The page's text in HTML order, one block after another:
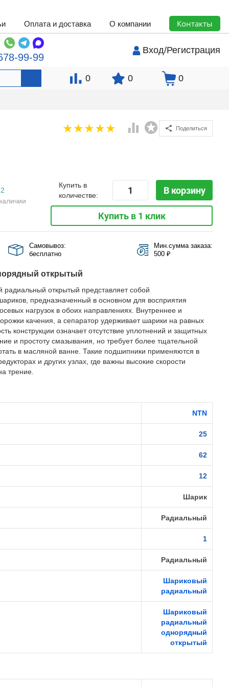
Оплата и доставка О компании Контакты
99-99
Вход/Регистрация
0 0 0
Поделиться
2
Купить в
количестве:
В корзину
Купить в 1 клик
Самовывоз:
бесплатно
Мин.сумма заказа:
500 ₽
открытый
открытый представляет собой
предназначенный в основном для восприятия
нагрузок в обоих направлениях. Внутреннее и
качения, а сепаратор удерживает шарики на равных
конструкции означает отсутствие уплотнений и защитных
и простоту смазывания, но требует более тщательной
в масляной ванне. Такие подшипники применяются в
и других узлах, где важны высокие скорости
трение.
NTN
25
62
12
Шарик
Радиальный
1
Радиальный
Шариковый
радиальный
Шариковый
радиальный
однорядный
открытый